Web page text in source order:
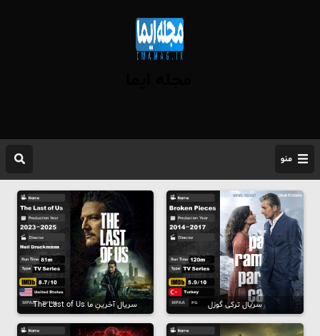
منو
سریال ترکی گوزل سریال آخرینِ ما The Last of Us